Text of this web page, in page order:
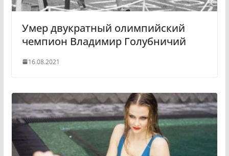
i
Умер двукратный олимпийский
чемпион Владимир Голубничий
16.08.2021